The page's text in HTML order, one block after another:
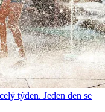
týden. Jeden den se